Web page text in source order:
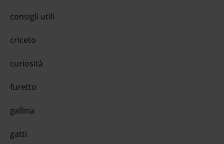
consigli utili
criceto
curiosità
furetto
gallina
gatti